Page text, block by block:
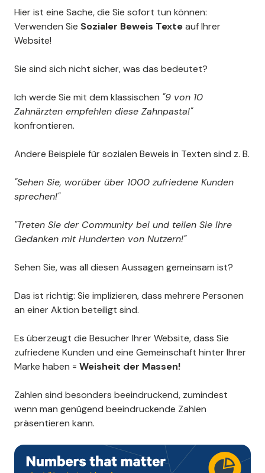
Hier ist eine Sache, die Sie sofort tun können:
Verwenden Sie Sozialer Beweis Texteauf Ihrer
Website!
Sie sind sich nicht sicher, was das bedeutet?
Ich werde Sie mit dem klassischen "9 von 10
Zahnärzten empfehlen diese Zahnpasta!"
konfrontieren.
Andere Beispiele für sozialen Beweis in Texten sind z. B.
"Sehen Sie, worüber über 1000 zufriedene Kunden
sprechen!"
"Treten Sie der Community bei und teilen Sie Ihre
Gedanken mit Hunderten von Nutzern!"
Sehen Sie, was all diesen Aussagen gemeinsam ist?
Das ist richtig: Sie implizieren, dass mehrere Personen
an einer Aktion beteiligt sind.
Es überzeugt die Besucher Ihrer Website, dass Sie
zufriedene Kunden und eine Gemeinschaft hinter Ihrer
Marke haben = Weisheit der Massen!
Zahlen sind besonders beeindruckend, zumindest
wenn man genügend beeindruckende Zahlen
präsentieren kann.